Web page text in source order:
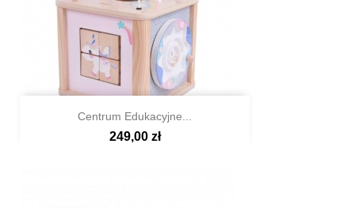
Szybki podgląd
Centrum Edukacyjne...
249,00 zł